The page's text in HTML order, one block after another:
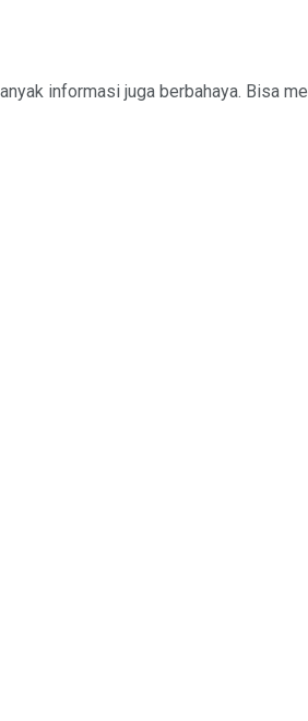
informasi juga berbahaya. Bisa